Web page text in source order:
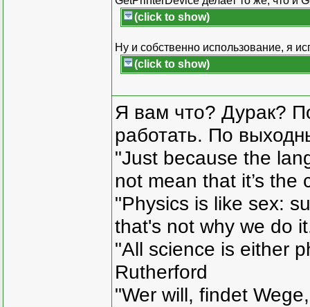
(click to show)
Ну и собственно использование, я
(click to show)
Я вам что? Дурак?
работать. По
"Just because the
not mean that it’s the
"Physics is like sex:
that's not why we do
"All science is either
Rutherford
"Wer will, findet